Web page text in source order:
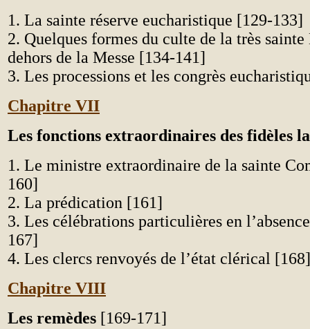
1. La sainte réserve eucharistique [129-133]
2. Quelques formes du culte de la très
dehors de la Messe [134-141]
3. Les processions et les congrès
Chapitre VII
Les fonctions extraordinaires des fidèles
1. Le ministre extraordinaire de la sainte
160]
2. La prédication [161]
3. Les célébrations particulières en
167]
4. Les clercs renvoyés de l’état clérical [168]
Chapitre VIII
Les remèdes [169-171]